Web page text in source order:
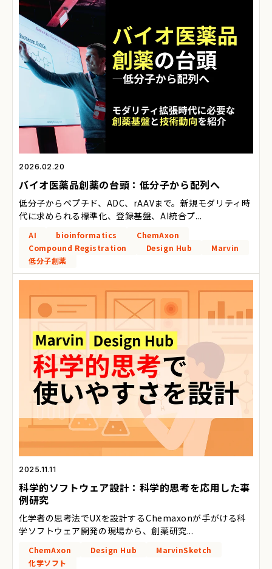
2026.02.20
バイオ医薬品創薬の台頭：低分子から配列へ
低分子からペプチド、ADC、rAAVまで。新規モダリティ時
代に求められる標準化、登録基盤、AI統合プ...
AI bioinformatics
ChemAxon
Compound Registration
Design Hub
Marvin
低分子創薬
2025.11.11
科学的ソフトウェア設計：科学的思考を応用した事
例研究
化学者の思考法でUXを設計する――Chemaxonが手がける科
学ソフトウェア開発の現場から、創薬研究...
ChemAxon Design Hub
MarvinSketch
化学ソフト